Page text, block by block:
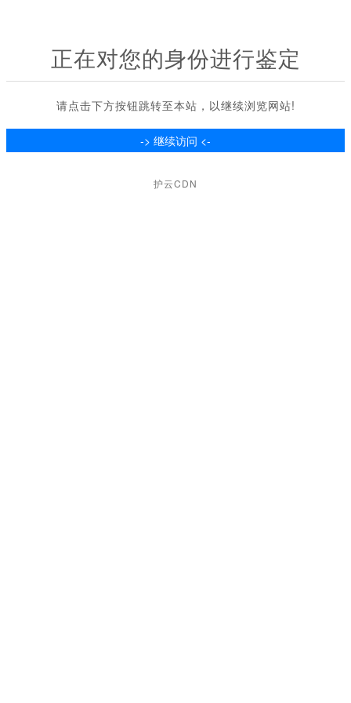
正在对您的身份进行鉴定
请点击下方按钮跳转至本站，以继续浏览网站!
护云CDN